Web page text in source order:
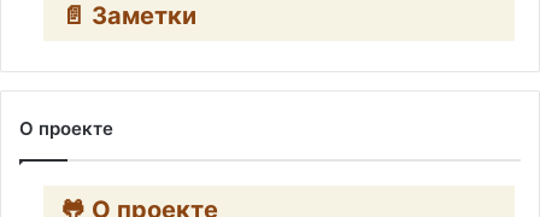
📄 Заметки
О проекте
🐸 О проекте